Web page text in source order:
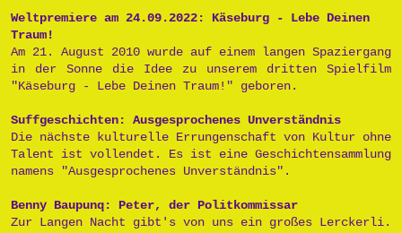
Weltpremiere am 24.09.2022: Käseburg - Lebe Deinen
Traum!
Am 21. August 2010 wurde auf einem langen Spaziergang
in der Sonne die Idee zu unserem dritten Spielfilm
"Käseburg - Lebe Deinen Traum!" geboren.
Suffgeschichten: Ausgesprochenes Unverständnis
Die nächste kulturelle Errungenschaft von Kultur ohne
Talent ist vollendet. Es ist eine Geschichtensammlung
namens "Ausgesprochenes Unverständnis".
Benny Baupunq: Peter, der Politkommissar
Zur Langen Nacht gibt's von uns ein großes Lerckerli.